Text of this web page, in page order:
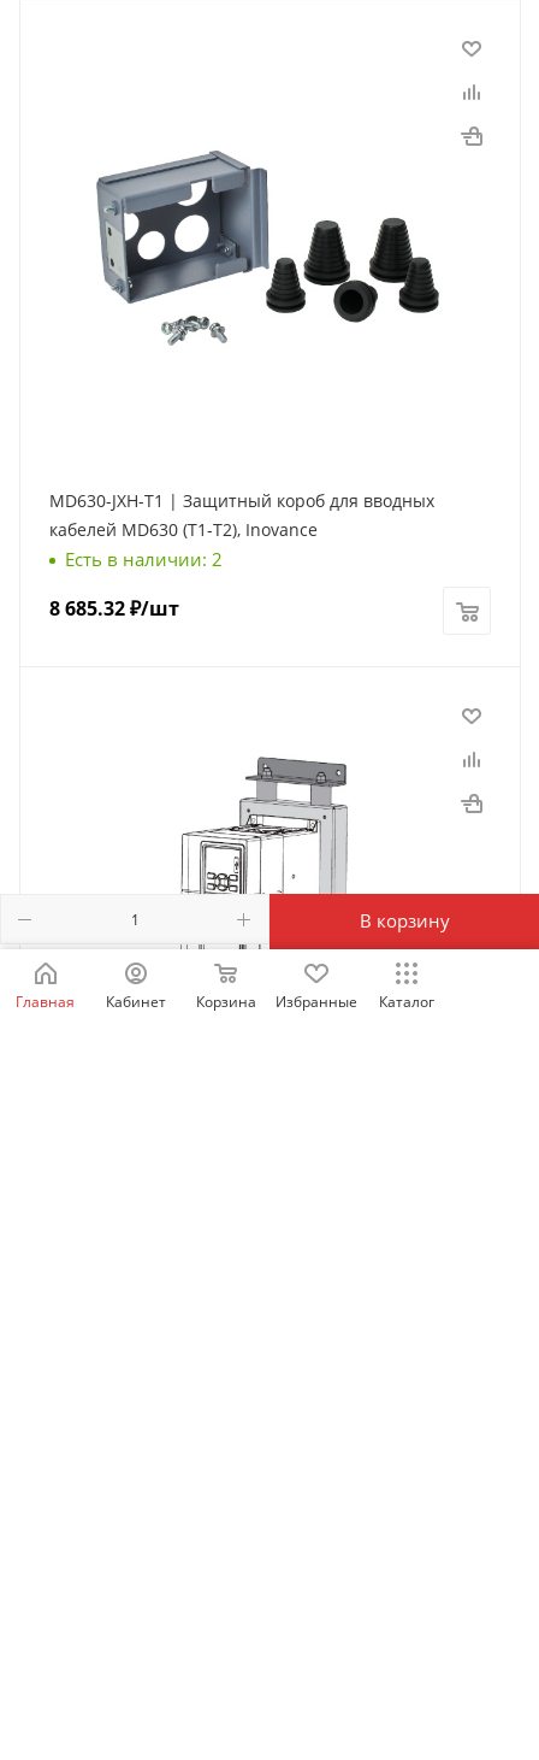
В корзину
MD630-JXH-T1 | Защитный короб для вводных
кабелей MD630 (Т1-Т2), Inovance
Есть в наличии: 2
8 685.32₽/шт
Главная Кабинет Корзина Избранные Каталог